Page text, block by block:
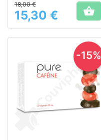
effervescent riche en
caféine
Prix
18,00 €
15,30 € 
-15%